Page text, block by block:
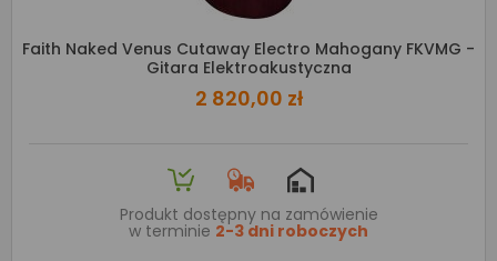
Faith Naked Venus Cutaway Electro Mahogany FKVMG -
Gitara Elektroakustyczna
2 820,00 zł
Produkt dostępny na zamówienie
w terminie 2-3 dni roboczych